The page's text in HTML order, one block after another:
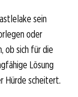
sein
oder
ob sich für die
Lösung
Hürde scheitert.